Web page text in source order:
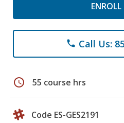
phone Call Us:
schedule 55 course hrs
Code ES-GES2191